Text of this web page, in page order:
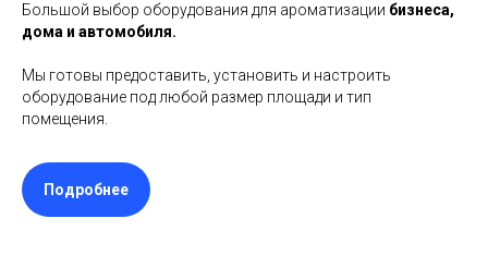
Большой выбор оборудования для ароматизации бизнеса,
дома и автомобиля.
Мы готовы предоставить, установить и настроить
оборудование под любой размер площади и тип
помещения.
Подробнее